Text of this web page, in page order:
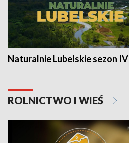
Naturalnie Lubelskie sezon IV
ROLNICTWO I WIEŚ